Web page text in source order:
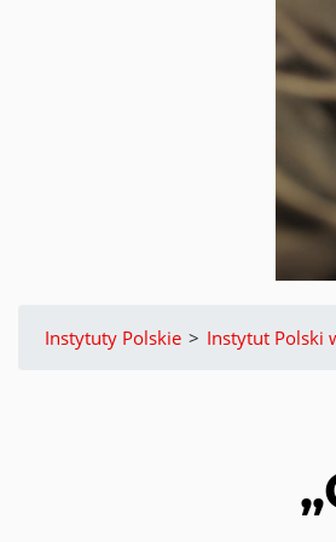
Instytuty Polskie > Instytut Polski